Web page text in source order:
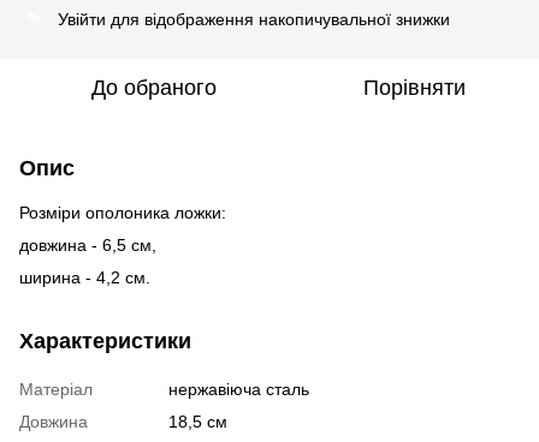
Увійти для відображення накопичувальної знижки
До обраного Порівняти
Опис
Розміри ополоника ложки:
довжина - 6,5 см,
ширина - 4,2 см.
Характеристики
Матеріал
нержавіюча сталь
Довжина
18,5 см